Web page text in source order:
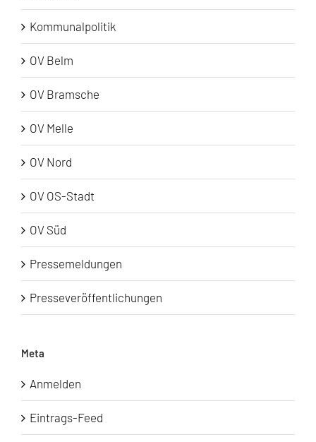
Kommunalpolitik
OV Belm
OV Bramsche
OV Melle
OV Nord
OV OS-Stadt
OV Süd
Pressemeldungen
Presseveröffentlichungen
Meta
Anmelden
Eintrags-Feed